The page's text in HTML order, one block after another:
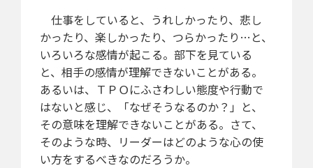
仕事をしていると、うれしかったり、悲し
かったり、楽しかったり、つらかったり…と、
いろいろな感情が起こる。部下を見ている
と、相手の感情が理解できないことがある。
あるいは、ＴＰＯにふさわしい態度や行動で
はないと感じ、「なぜそうなるのか？」と、
その意味を理解できないことがある。さて、
そのような時、リーダーはどのような心の使
い方をするべきなのだろうか。